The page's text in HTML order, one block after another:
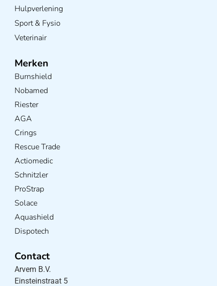
Hulpverlening
Sport & Fysio
Veterinair
Merken
Burnshield
Nobamed
Riester
AGA
Crings
Rescue Trade
Actiomedic
Schnitzler
ProStrap
Solace
Aquashield
Dispotech
Contact
Arvem B.V.
Einsteinstraat 5